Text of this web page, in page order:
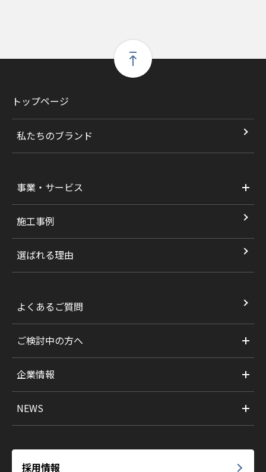
トップページ
私たちのブランド
事業・サービス
施工事例
選ばれる理由
よくあるご質問
ご検討中の方へ
企業情報
NEWS
採用情報